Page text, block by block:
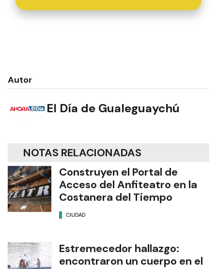
Autor
El Día de Gualeguaychú
NOTAS RELACIONADAS
Construyen el Portal de
Acceso del Anfiteatro en la
Costanera del Tiempo
CIUDAD
Estremecedor hallazgo:
encontraron un cuerpo en el